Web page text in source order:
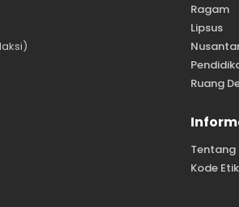
Ragam
Lipsus
Ruang
Tentang
Kode